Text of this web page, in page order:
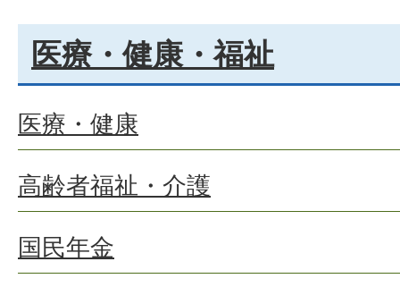
医療・健康・福祉
医療・健康
高齢者福祉・介護
国民年金